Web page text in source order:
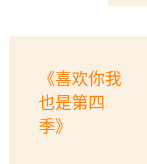
《喜欢你我
也是第四
季》